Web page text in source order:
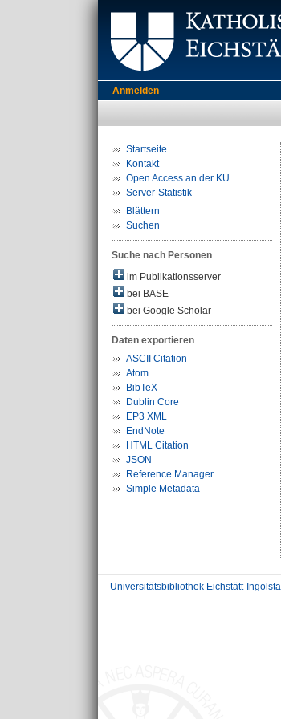
Anmelden
Startseite
Kontakt
Open Access an der KU
Server-Statistik
Blättern
Suchen
Suche nach Personen
im Publikationsserver
bei BASE
bei Google Scholar
Daten exportieren
ASCII Citation
Atom
BibTeX
Dublin Core
EP3 XML
EndNote
HTML Citation
JSON
Reference Manager
Simple Metadata
Universitätsbibliothek Eichstätt-